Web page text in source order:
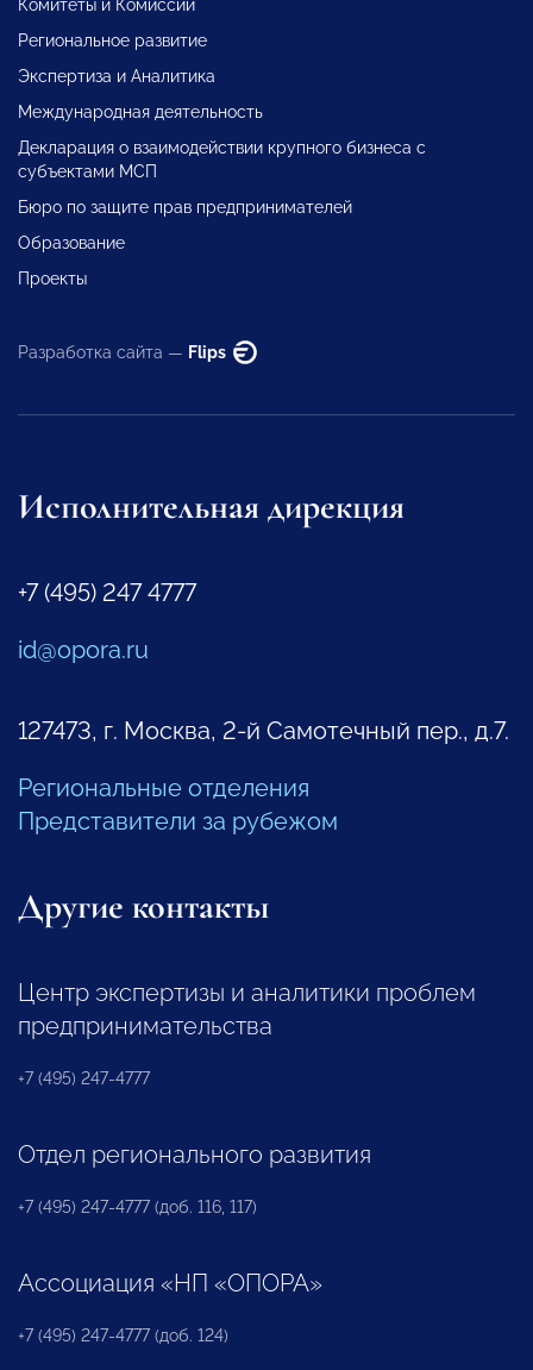
Комитеты и Комиссии
Региональное развитие
Экспертиза и Аналитика
Международная деятельность
Декларация о взаимодействии крупного бизнеса с
субъектами МСП
Бюро по защите прав предпринимателей
Образование
Проекты
Разработка сайта — Flips
Исполнительная дирекция
+7 (495) 247 4777
id@opora.ru
127473, г. Москва, 2-й Самотечный пер., д.7.
Региональные отделения
Представители за рубежом
Другие контакты
Центр экспертизы и аналитики проблем
предпринимательства
+7 (495) 247-4777
Отдел регионального развития
+7 (495) 247-4777 (доб. 116, 117)
Ассоциация «НП «ОПОРА»
+7 (495) 247-4777 (доб. 124)